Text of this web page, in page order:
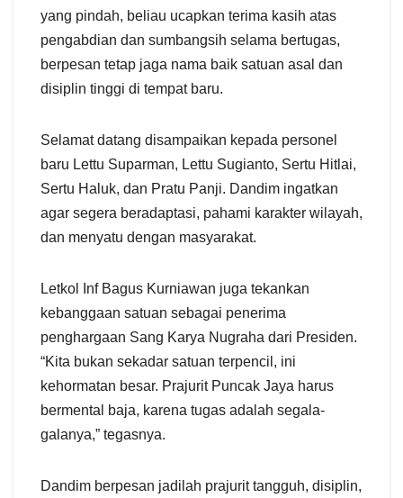
yang pindah, beliau ucapkan terima kasih atas
pengabdian dan sumbangsih selama bertugas,
berpesan tetap jaga nama baik satuan asal dan
disiplin tinggi di tempat baru.
Selamat datang disampaikan kepada personel
baru Lettu Suparman, Lettu Sugianto, Sertu Hitlai,
Sertu Haluk, dan Pratu Panji. Dandim ingatkan
agar segera beradaptasi, pahami karakter wilayah,
dan menyatu dengan masyarakat.
Letkol Inf Bagus Kurniawan juga tekankan
kebanggaan satuan sebagai penerima
penghargaan Sang Karya Nugraha dari Presiden.
“Kita bukan sekadar satuan terpencil, ini
kehormatan besar. Prajurit Puncak Jaya harus
bermental baja, karena tugas adalah segala-
galanya,” tegasnya.
Dandim berpesan jadilah prajurit tangguh, disiplin,